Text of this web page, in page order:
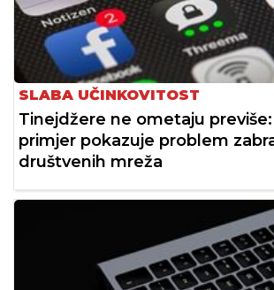
SLABA UČINKOVITOST
Tinejdžere ne ometaju
primjer pokazuje problem
društvenih mreža